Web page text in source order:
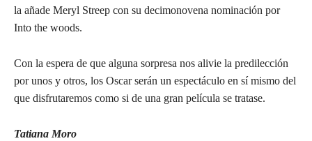
la añade Meryl Streep con su decimonovena nominación por
Into the woods.
Con la espera de que alguna sorpresa nos alivie la predilección
por unos y otros, los Oscar serán un espectáculo en sí mismo del
que disfrutaremos como si de una gran película se tratase.
Tatiana Moro